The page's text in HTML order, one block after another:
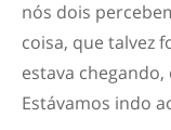
nós dois
coisa, que talvez
estava
Estávamos indo